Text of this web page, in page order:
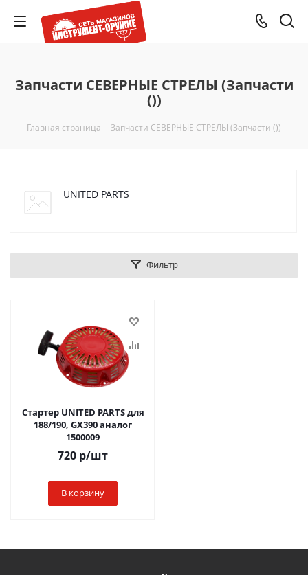
Запчасти СЕВЕРНЫЕ СТРЕЛЫ (Запчасти
())
Главная страница - Запчасти СЕВЕРНЫЕ СТРЕЛЫ (Запчасти ())
UNITED PARTS
Фильтр
Стартер UNITED PARTS для
188/190, GX390 аналог
1500009
720 р/шт
В корзину